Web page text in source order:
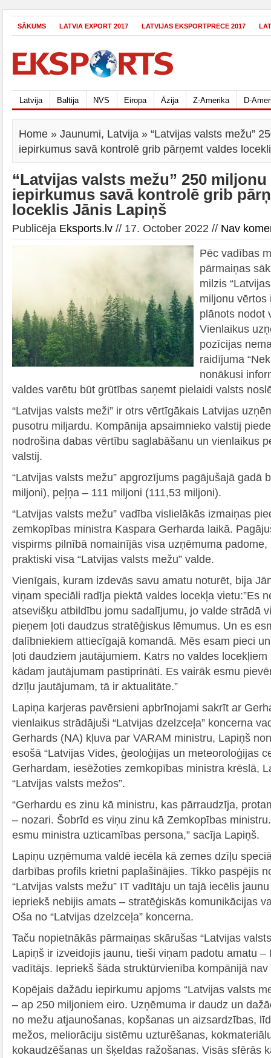
SĀKUMS LATVIA EXPORT 2017 LATVIJAS EKSPORTPRECE 2017
Latvija Baltija NVS Eiropa Āzija Z-Amerika D-
Home » Jaunumi, Latvija » “Latvijas valsts mežu”
iepirkumus savā kontrolē grib pārņemt valdes
“Latvijas valsts mežu” 250
iepirkumus savā kontrolē grib
loceklis Jānis Lapiņš
Publicēja Eksports.lv // 17. October 2022 // Nav
Pēc vadības
pārmaiņas
milzis
miljonu vērtos
plānots nodot
Vienlaikus
pozīcijas
raidījuma
nonākusi
valdes varētu būt grūtības saņemt pielaidi valsts
“Latvijas valsts meži” ir otrs vērtīgākais Latvijas
pusotru miljardu. Kompānija apsaimnieko valstij
nodrošina dabas vērtību saglabāšanu un vienlaikus
valstij.
“Latvijas valsts mežu” apgrozījums pagājušajā gadā
miljoni), peļņa – 111 miljoni (111,53 miljoni).
“Latvijas valsts mežu” vadība vislielākās izmaiņas
zemkopības ministra Kaspara Gerharda laikā.
vispirms pilnībā nomainījās visa uzņēmuma
praktiski visa “Latvijas valsts mežu” valde.
Vienīgais, kuram izdevās savu amatu noturēt, bija
viņam speciāli radīja piektā valdes locekļa vietu:”Es
atsevišķu atbildību jomu sadalījumu, jo valde strādā
pieņem ļoti daudzus stratēģiskus lēmumus. Un es
dalībniekiem attiecīgajā komandā. Mēs esam pieci
ļoti daudziem jautājumiem. Katrs no valdes
kādam jautājumam pastiprināti. Es vairāk esmu
dzīļu jautājumam, tā ir aktualitāte.”
Lapiņa karjeras pavērsieni apbrīnojami sakrīt ar
vienlaikus strādājuši “Latvijas dzelzceļa” koncerna
Gerhards (NA) kļuva par VARAM ministru, Lapiņš
esošā “Latvijas Vides, ģeoloģijas un meteoroloģijas
Gerhardam, iesēžoties zemkopības ministra krēslā,
“Latvijas valsts mežos”.
“Gerhardu es zinu kā ministru, kas pārraudzīja,
– nozari. Šobrīd es viņu zinu kā Zemkopības
esmu ministra uzticamības persona,” sacīja Lapiņš.
Lapiņu uzņēmuma valdē iecēla kā zemes dzīļu
darbības profils krietni paplašinājies. Tikko paspējis
“Latvijas valsts mežu” IT vadītāju un tajā iecēlis
iepriekš nebijis amats – stratēģiskās komunikācijas
Oša no “Latvijas dzelzceļa” koncerna.
Taču nopietnākās pārmaiņas skārušas “Latvijas
Lapiņš ir izveidojis jaunu, tieši viņam padotu amatu –
vadītājs. Iepriekš šāda struktūrvienība kompānijā nav
Kopējais dažādu iepirkumu apjoms “Latvijas valsts
– ap 250 miljoniem eiro. Uzņēmuma ir daudz un
no mežu atjaunošanas, kopšanas un aizsardzības,
mežos, meliorāciju sistēmu uzturēšanas,
kokaudzēšanas un šķeldas ražošanas. Visās sfērās